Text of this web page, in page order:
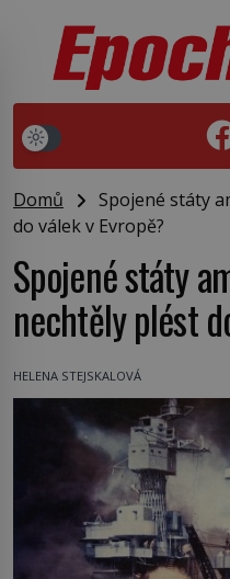
Domů
Spojené státy
do válek v Evropě?
Spojené státy
nechtěly plést
HELENA STEJSKALOVÁ